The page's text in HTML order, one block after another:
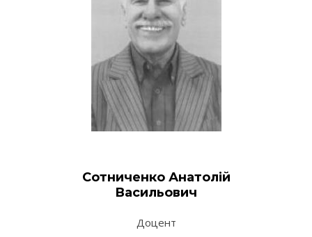
Сотниченко Анатолій
Васильович
Доцент